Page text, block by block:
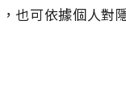
也可依據個人對